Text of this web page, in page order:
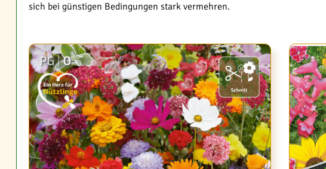
sich bei günstigen Bedingungen stark vermehren.